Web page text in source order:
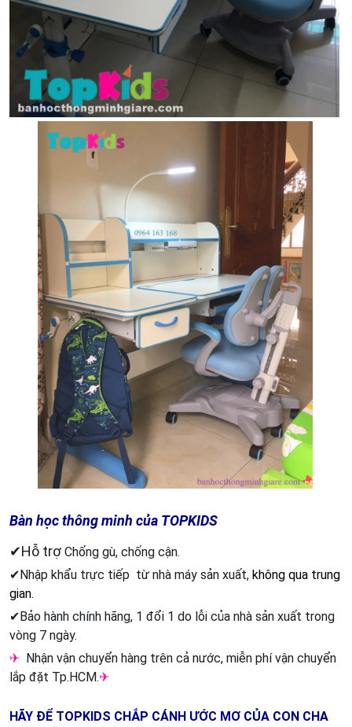
Bàn học thông minh của TOPKIDS
✔Hỗ trợChống gù, chống cận.
✔Nhập khẩu trực tiếp từ nhà máy sản xuất, không qua trung
gian.
✔Bảo hành chính hãng, 1 đổi 1 do lỗi của nhà sản xuất trong
vòng 7 ngày.
✈ Nhận vận chuyển hàng trên cả nước, miễn phí vận chuyển
lắp đặt Tp.HCM.✈
HÃY ĐỂ TOPKIDS CHẮP CÁNH ƯỚC MƠ CỦA CON CHA